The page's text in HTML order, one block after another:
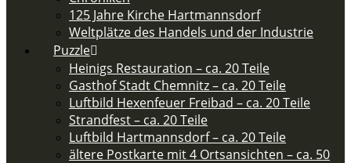
125 Jahre Kirche Hartmannsdorf
Weltplätze des Handels und der Industrie
Puzzle
Heinigs Restauration – ca. 20 Teile
Gasthof Stadt Chemnitz – ca. 20 Teile
Luftbild Hexenfeuer Freibad – ca. 20 Teile
Strandfest – ca. 20 Teile
Luftbild Hartmannsdorf – ca. 20 Teile
ältere Postkarte mit 4 Ortsansichten – ca. 50